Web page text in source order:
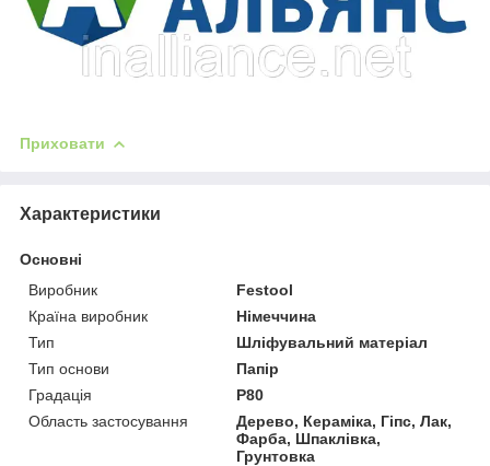
Приховати
Характеристики
Основні
Виробник
Festool
Країна виробник
Німеччина
Тип
Шліфувальний матеріал
Тип основи
Папір
Градація
P80
Область застосування
Дерево, Кераміка, Гіпс, Лак,
Фарба, Шпаклівка,
Грунтовка